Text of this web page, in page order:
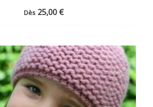
Dès 25,00 €